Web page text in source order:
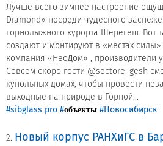
Продукция
Листовое стекло
Стекло для строительства и
Стекло для машиностроения
Стекло для мебели,
Комплектующие для переработки
Лучше всего зимнее настроение
Diamond» посреди чудесного
горнолыжного курорта Шерегеш. Вот
создают и монтируют в «местах
компания «НеоДом» , производители
Совсем скоро гости @sectore_gesh
купольных домах, чтобы провести
выходные на природе в Горной...
#sibglass pro #объекты #Новосибирск
2. Новый корпус РАНХиГС в